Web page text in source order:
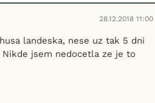
28.12.2018 11:00
landeska, nese uz tak 5 dni
jsem nedocetla ze je to